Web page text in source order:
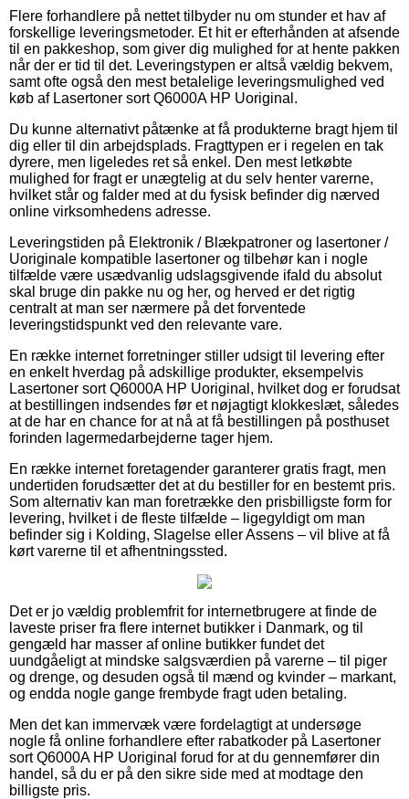
Flere forhandlere på nettet tilbyder nu om stunder et hav af
forskellige leveringsmetoder. Et hit er efterhånden at afsende
til en pakkeshop, som giver dig mulighed for at hente pakken
når der er tid til det. Leveringstypen er altså vældig bekvem,
samt ofte også den mest betalelige leveringsmulighed ved
køb af Lasertoner sort Q6000A HP Uoriginal.
Du kunne alternativt påtænke at få produkterne bragt hjem til
dig eller til din arbejdsplads. Fragttypen er i regelen en tak
dyrere, men ligeledes ret så enkel. Den mest letkøbte
mulighed for fragt er unægtelig at du selv henter varerne,
hvilket står og falder med at du fysisk befinder dig nærved
online virksomhedens adresse.
Leveringstiden på Elektronik / Blækpatroner og lasertoner /
Uoriginale kompatible lasertoner og tilbehør kan i nogle
tilfælde være usædvanlig udslagsgivende ifald du absolut
skal bruge din pakke nu og her, og herved er det rigtig
centralt at man ser nærmere på det forventede
leveringstidspunkt ved den relevante vare.
En række internet forretninger stiller udsigt til levering efter
en enkelt hverdag på adskillige produkter, eksempelvis
Lasertoner sort Q6000A HP Uoriginal, hvilket dog er forudsat
at bestillingen indsendes før et nøjagtigt klokkeslæt, således
at de har en chance for at nå at få bestillingen på posthuset
forinden lagermedarbejderne tager hjem.
En række internet foretagender garanterer gratis fragt, men
undertiden forudsætter det at du bestiller for en bestemt pris.
Som alternativ kan man foretrække den prisbilligste form for
levering, hvilket i de fleste tilfælde – ligegyldigt om man
befinder sig i Kolding, Slagelse eller Assens – vil blive at få
kørt varerne til et afhentningssted.
Det er jo vældig problemfrit for internetbrugere at finde de
laveste priser fra flere internet butikker i Danmark, og til
gengæld har masser af online butikker fundet det
uundgåeligt at mindske salgsværdien på varerne – til piger
og drenge, og desuden også til mænd og kvinder – markant,
og endda nogle gange frembyde fragt uden betaling.
Men det kan immervæk være fordelagtigt at undersøge
nogle få online forhandlere efter rabatkoder på Lasertoner
sort Q6000A HP Uoriginal forud for at du gennemfører din
handel, så du er på den sikre side med at modtage den
billigste pris.